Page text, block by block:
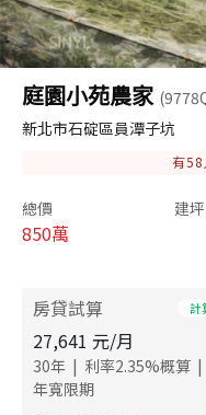
庭園小苑農家
新北市石碇區員潭子坑
有58
總價
850萬
建
房貸試算 計
27,641 元/月
30年 | 利率2.35%概算 |
年寬限期